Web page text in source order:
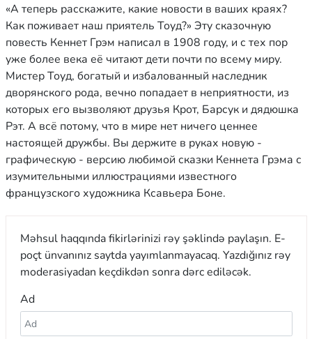
«А теперь расскажите, какие новости в ваших краях?
Как поживает наш приятель Тоуд?» Эту сказочную
повесть Кеннет Грэм написал в 1908 году, и с тех пор
уже более века её читают дети почти по всему миру.
Мистер Тоуд, богатый и избалованный наследник
дворянского рода, вечно попадает в неприятности, из
которых его вызволяют друзья Крот, Барсук и дядюшка
Рэт. А всё потому, что в мире нет ничего ценнее
настоящей дружбы. Вы держите в руках новую -
графическую - версию любимой сказки Кеннета Грэма с
изумительными иллюстрациями известного
французского художника Ксавьера Боне.
Məhsul haqqında fikirlərinizi rəy şəklində paylaşın. E-
poçt ünvanınız saytda yayımlanmayacaq. Yazdığınız rəy
moderasiyadan keçdikdən sonra dərc ediləcək.
Ad